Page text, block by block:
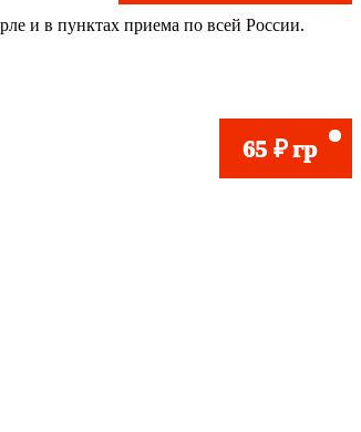
и в пунктах приема по всей России.
81 ₽гр
16 ₽гр
22 ₽гр
72 ₽гр
98 ₽гр
65 ₽гр